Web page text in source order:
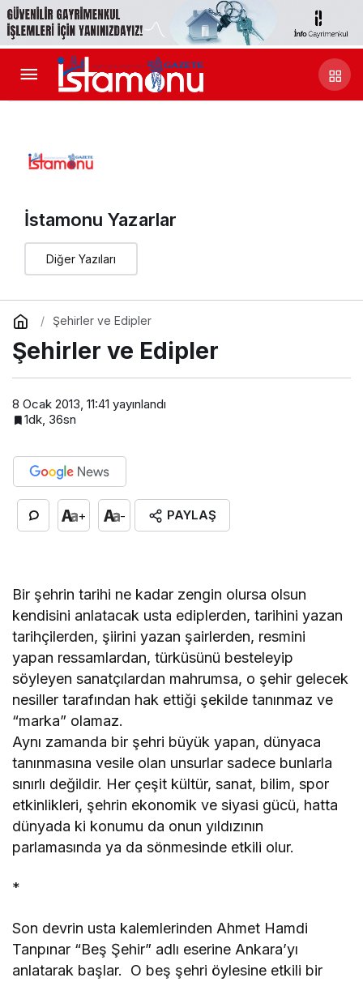
İstamonu Yazarlar
Diğer Yazıları
Şehirler ve Edipler
Şehirler ve Edipler
8 Ocak 2013, 11:41 yayınlandı
1dk, 36sn
+ - PAYLAŞ
Bir şehrin tarihi ne kadar zengin olursa olsun
kendisini anlatacak usta ediplerden, tarihini yazan
tarihçilerden, şiirini yazan şairlerden, resmini
yapan ressamlardan, türküsünü besteleyip
söyleyen sanatçılardan mahrumsa, o şehir gelecek
nesiller tarafından hak ettiği şekilde tanınmaz ve
“marka” olamaz.
Aynı zamanda bir şehri büyük yapan, dünyaca
tanınmasına vesile olan unsurlar sadece bunlarla
sınırlı değildir. Her çeşit kültür, sanat, bilim, spor
etkinlikleri, şehrin ekonomik ve siyasi gücü, hatta
dünyada ki konumu da onun yıldızının
parlamasında ya da sönmesinde etkili olur.
*
Son devrin usta kalemlerinden Ahmet Hamdi
Tanpınar “Beş Şehir” adlı eserine Ankara’yı
anlatarak başlar. O beş şehri öylesine etkili bir